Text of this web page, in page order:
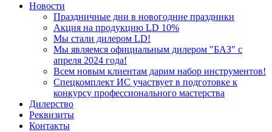
Новости
Праздничные дни в новогодние праздники
Акция на продукцию LD 10%
Мы стали дилером LD!
Мы являемся официальным дилером "БАЗ" с
апреля 2024 года!
Всем новым клиентам дарим набор инструментов!
Спецкомплект ИС участвует в подготовке к
конкурсу профессионального мастерства
Дилерство
Реквизиты
Контакты